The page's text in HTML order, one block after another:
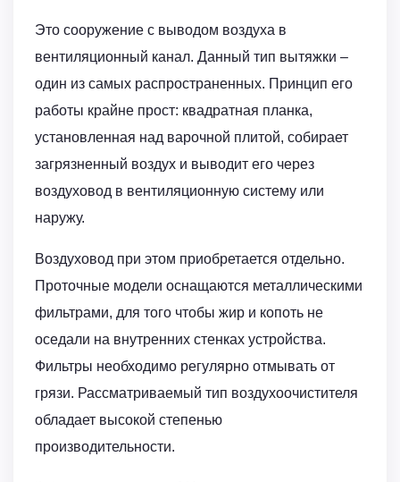
Это сооружение с выводом воздуха в
вентиляционный канал. Данный тип вытяжки –
один из самых распространенных. Принцип его
работы крайне прост: квадратная планка,
установленная над варочной плитой, собирает
загрязненный воздух и выводит его через
воздуховод в вентиляционную систему или
наружу.
Воздуховод при этом приобретается отдельно.
Проточные модели оснащаются металлическими
фильтрами, для того чтобы жир и копоть не
оседали на внутренних стенках устройства.
Фильтры необходимо регулярно отмывать от
грязи. Рассматриваемый тип воздухоочистителя
обладает высокой степенью
производительности.